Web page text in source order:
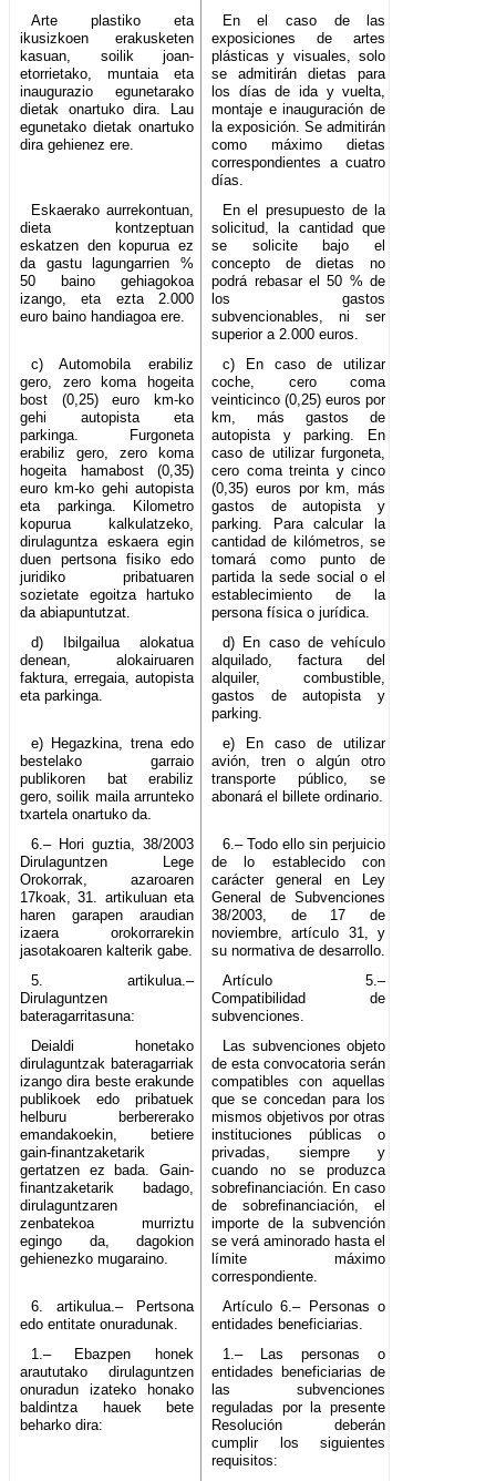
Arte plastiko eta
ikusizkoen erakusketen
kasuan, soilik joan-
etorrietako, muntaia eta
inaugurazio egunetarako
dietak onartuko dira. Lau
egunetako dietak onartuko
dira gehienez ere.
En el caso de las
exposiciones de artes
plásticas y visuales, solo
se admitirán dietas para
los días de ida y vuelta,
montaje e inauguración de
la exposición. Se admitirán
como máximo dietas
correspondientes a cuatro
días.
Eskaerako aurrekontuan,
dieta kontzeptuan
eskatzen den kopurua ez
da gastu lagungarrien %
50 baino gehiagokoa
izango, eta ezta 2.000
euro baino handiagoa ere.
En el presupuesto de la
solicitud, la cantidad que
se solicite bajo el
concepto de dietas no
podrá rebasar el 50 % de
los gastos
subvencionables, ni ser
superior a 2.000 euros.
c) Automobila erabiliz
gero, zero koma hogeita
bost (0,25) euro km-ko
gehi autopista eta
parkinga. Furgoneta
erabiliz gero, zero koma
hogeita hamabost (0,35)
euro km-ko gehi autopista
eta parkinga. Kilometro
kopurua kalkulatzeko,
dirulaguntza eskaera egin
duen pertsona fisiko edo
juridiko pribatuaren
sozietate egoitza hartuko
da abiapuntutzat.
c) En caso de utilizar
coche, cero coma
veinticinco (0,25) euros por
km, más gastos de
autopista y parking. En
caso de utilizar furgoneta,
cero coma treinta y cinco
(0,35) euros por km, más
gastos de autopista y
parking. Para calcular la
cantidad de kilómetros, se
tomará como punto de
partida la sede social o el
establecimiento de la
persona física o jurídica.
d) Ibilgailua alokatua
denean, alokairuaren
faktura, erregaia, autopista
eta parkinga.
d) En caso de vehículo
alquilado, factura del
alquiler, combustible,
gastos de autopista y
parking.
e) Hegazkina, trena edo
bestelako garraio
publikoren bat erabiliz
gero, soilik maila arrunteko
txartela onartuko da.
e) En caso de utilizar
avión, tren o algún otro
transporte público, se
abonará el billete ordinario.
6.– Hori guztia, 38/2003
Dirulaguntzen Lege
Orokorrak, azaroaren
17koak, 31. artikuluan eta
haren garapen araudian
izaera orokorrarekin
jasotakoaren kalterik gabe.
6.– Todo ello sin perjuicio
de lo establecido con
carácter general en Ley
General de Subvenciones
38/2003, de 17 de
noviembre, artículo 31, y
su normativa de desarrollo.
5. artikulua.–
Dirulaguntzen
bateragarritasuna:
Artículo 5.–
Compatibilidad de
subvenciones.
Deialdi honetako
dirulaguntzak bateragarriak
izango dira beste erakunde
publikoek edo pribatuek
helburu berbererako
emandakoekin, betiere
gain-finantzaketarik
gertatzen ez bada. Gain-
finantzaketarik badago,
dirulaguntzaren
zenbatekoa murriztu
egingo da, dagokion
gehienezko mugaraino.
Las subvenciones objeto
de esta convocatoria serán
compatibles con aquellas
que se concedan para los
mismos objetivos por otras
instituciones públicas o
privadas, siempre y
cuando no se produzca
sobrefinanciación. En caso
de sobrefinanciación, el
importe de la subvención
se verá aminorado hasta el
límite máximo
correspondiente.
6. artikulua.– Pertsona
edo entitate onuradunak.
Artículo 6.– Personas o
entidades beneficiarias.
1.– Ebazpen honek
araututako dirulaguntzen
onuradun izateko honako
baldintza hauek bete
beharko dira:
1.– Las personas o
entidades beneficiarias de
las subvenciones
reguladas por la presente
Resolución deberán
cumplir los siguientes
requisitos: